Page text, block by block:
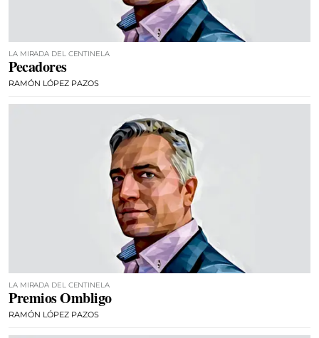
LA MIRADA DEL CENTINELA
Pecadores
RAMÓN LÓPEZ PAZOS
LA MIRADA DEL CENTINELA
Premios Ombligo
RAMÓN LÓPEZ PAZOS